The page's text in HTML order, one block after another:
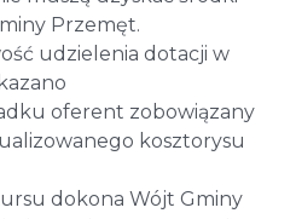
Przemęt.
udzielenia dotacji w
oferent zobowiązany
kosztorysu
dokona Wójt Gminy